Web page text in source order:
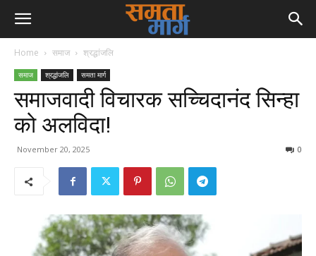
Home समाज श्रद्धांजलि
समाज श्रद्धांजलि समता मार्ग
समाजवादी विचारक सच्चिदानंद सिन्हा
को अलविदा!
November 20, 2025 0